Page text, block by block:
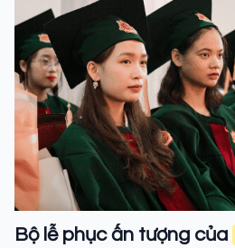
Bộ lễ phục ấn tượng của